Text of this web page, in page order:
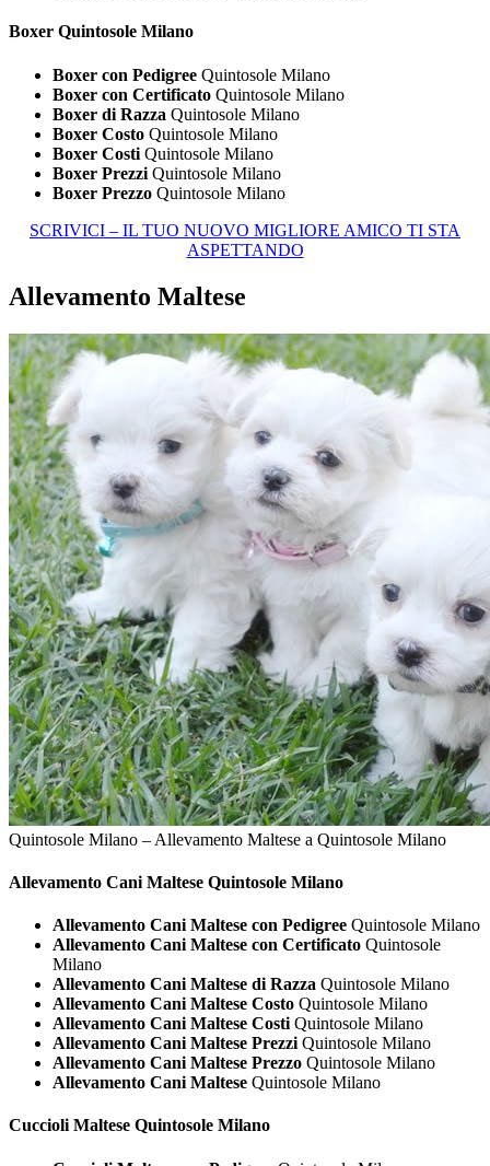
Boxer Quintosole Milano
Boxer con Pedigree Quintosole Milano
Boxer con Certificato Quintosole Milano
Boxer di Razza Quintosole Milano
Boxer Costo Quintosole Milano
Boxer Costi Quintosole Milano
Boxer Prezzi Quintosole Milano
Boxer Prezzo Quintosole Milano
SCRIVICI – IL TUO NUOVO MIGLIORE AMICO TI STA
ASPETTANDO
Allevamento Maltese
Quintosole Milano – Allevamento Maltese a Quintosole Milano
Allevamento Cani Maltese Quintosole Milano
Allevamento Cani Maltese con Pedigree Quintosole Milano
Allevamento Cani Maltese con Certificato Quintosole
Milano
Allevamento Cani Maltese di Razza Quintosole Milano
Allevamento Cani Maltese Costo Quintosole Milano
Allevamento Cani Maltese Costi Quintosole Milano
Allevamento Cani Maltese Prezzi Quintosole Milano
Allevamento Cani Maltese Prezzo Quintosole Milano
Allevamento Cani Maltese Quintosole Milano
Cuccioli Maltese Quintosole Milano